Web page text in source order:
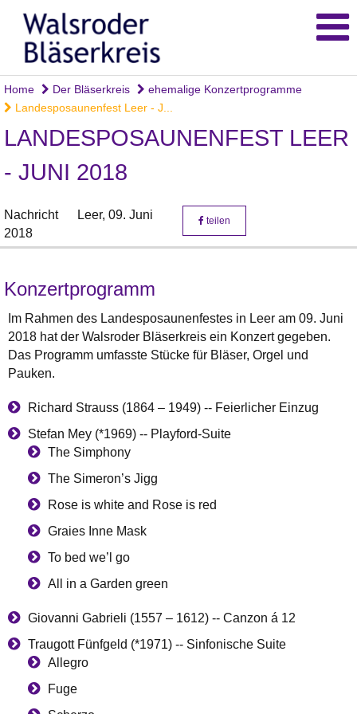
Home Der Bläserkreis
ehemalige Konzertprogramme
Landesposaunenfest Leer - J...
LANDESPOSAUNENFEST LEER
- JUNI 2018
Nachricht Leer, 09. Juni
2018
teilen
Konzertprogramm
Im Rahmen des Landesposaunenfestes in Leer am 09. Juni
2018 hat der Walsroder Bläserkreis ein Konzert gegeben.
Das Programm umfasste Stücke für Bläser, Orgel und
Pauken.
Richard Strauss (1864 – 1949) -- Feierlicher Einzug
Stefan Mey (*1969) -- Playford-Suite
The Simphony
The Simeron’s Jigg
Rose is white and Rose is red
Graies Inne Mask
To bed we’l go
All in a Garden green
Giovanni Gabrieli (1557 – 1612) -- Canzon á 12
Traugott Fünfgeld (*1971) -- Sinfonische Suite
Allegro
Fuge